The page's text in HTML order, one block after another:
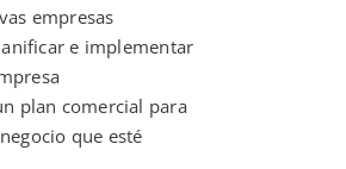
empresas
e implementar
plan comercial para
que esté